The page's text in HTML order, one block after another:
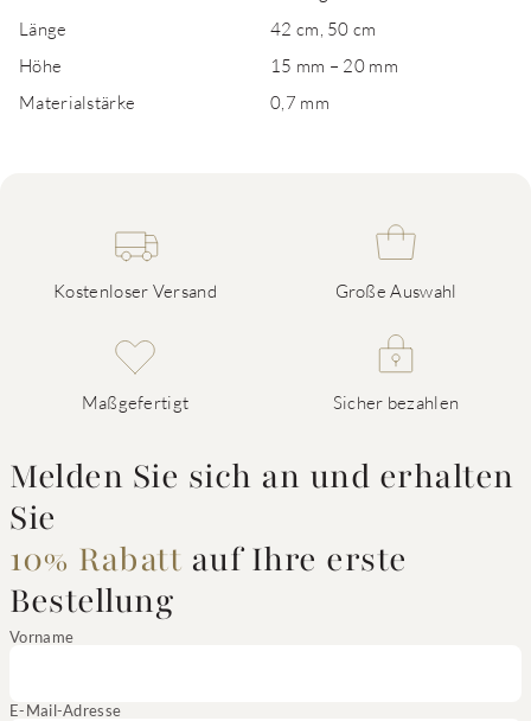
Länge
42 cm, 50 cm
Höhe
15 mm – 20 mm
Materialstärke
0,7 mm
Kostenloser Versand Große Auswahl
Maßgefertigt Sicher bezahlen
Melden Sie sich an und erhalten
Sie
10% Rabatt auf Ihre erste
Bestellung
Vorname
E-Mail-Adresse